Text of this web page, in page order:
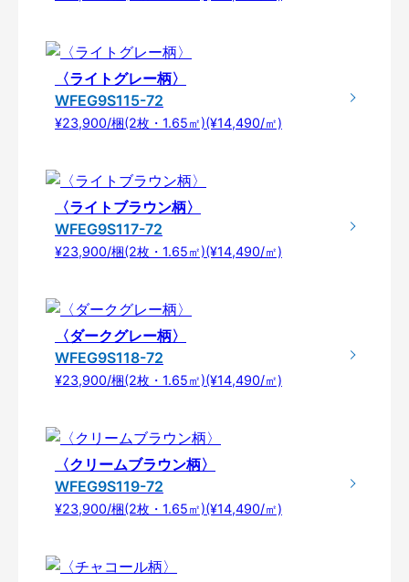
〈ライトグレー柄〉
WFEG9S115-72
¥23,900/梱(2枚・1.65㎡)(¥14,490/㎡)
〈ライトブラウン柄〉
WFEG9S117-72
¥23,900/梱(2枚・1.65㎡)(¥14,490/㎡)
〈ダークグレー柄〉
WFEG9S118-72
¥23,900/梱(2枚・1.65㎡)(¥14,490/㎡)
〈クリームブラウン柄〉
WFEG9S119-72
¥23,900/梱(2枚・1.65㎡)(¥14,490/㎡)